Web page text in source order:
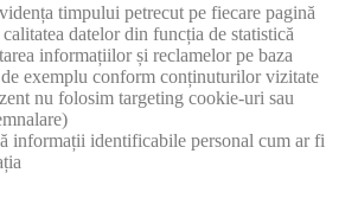
timpului petrecut pe fiecare pagină
datelor din funcția de statistică
informațiilor și reclamelor pe baza
exemplu conform conținuturilor vizitate
nu folosim targeting cookie-uri sau
informații identificabile personal cum ar fi